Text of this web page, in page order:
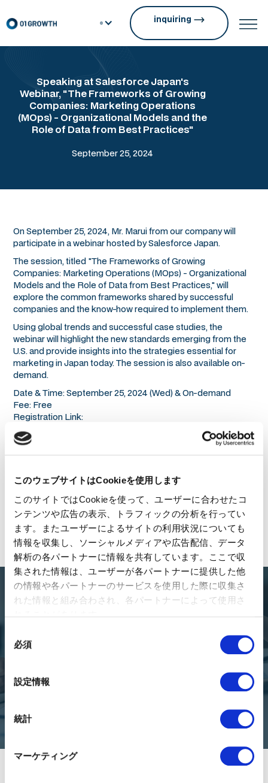
このウェブサイトはCookieを使用します
このサイトではCookieを使って、ユーザーに合わせたコ
ンテンツや広告の表示、トラフィックの分析を行ってい
ます。またユーザーによるサイトの利用状況についても
情報を収集し、ソーシャルメディアや広告配信、データ
解析の各パートナーに情報を共有しています。ここで収
集された情報は、ユーザーが各パートナーに提供した他
の情報や各パートナーのサービスを使用した際に収集さ
れた情報と組み合わされ、各パートナーによって使用さ
必須
設定情報
統計
マーケティング
inquiring
Speaking at Salesforce Japan's
Webinar, "The Frameworks of Growing
Companies: Marketing Operations
(MOps) - Organizational Models and the
Role of Data from Best Practices"
September 25, 2024
On September 25, 2024, Mr. Marui from our company will
participate in a webinar hosted by Salesforce Japan.
The session, titled "The Frameworks of Growing
Companies: Marketing Operations (MOps) - Organizational
Models and the Role of Data from Best Practices," will
explore the common frameworks shared by successful
companies and the know-how required to implement them.
Using global trends and successful case studies, the
webinar will highlight the new standards emerging from the
U.S. and provide insights into the strategies essential for
marketing in Japan today. The session is also available on-
demand.
Date & Time: September 25, 2024 (Wed) & On-demand
Fee: Free
Registration Link:
https://www.salesforce.com/jp/form/events/webinars/form-
rss/4669842/
Back to All News
Looking for the right